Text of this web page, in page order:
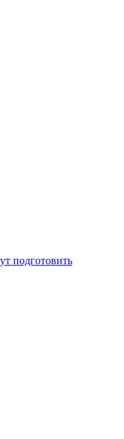
подготовить